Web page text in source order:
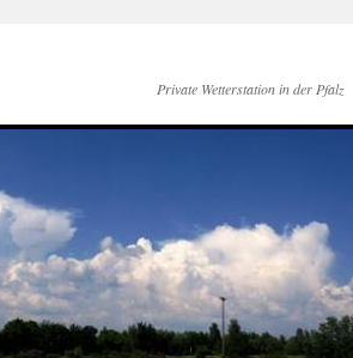
Private Wetterstation in der Pfalz